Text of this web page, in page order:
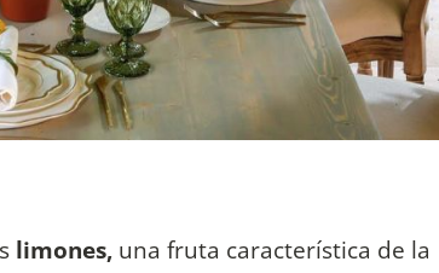
limones, una fruta característica de la